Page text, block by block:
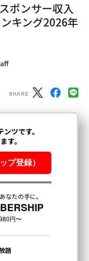
ポンサー収入
キング2026年